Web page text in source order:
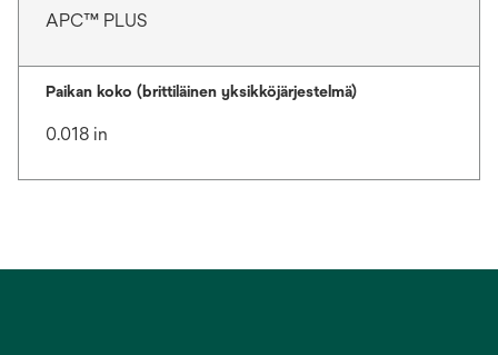
APC™ PLUS
Paikan koko (brittiläinen yksikköjärjestelmä)
0.018 in